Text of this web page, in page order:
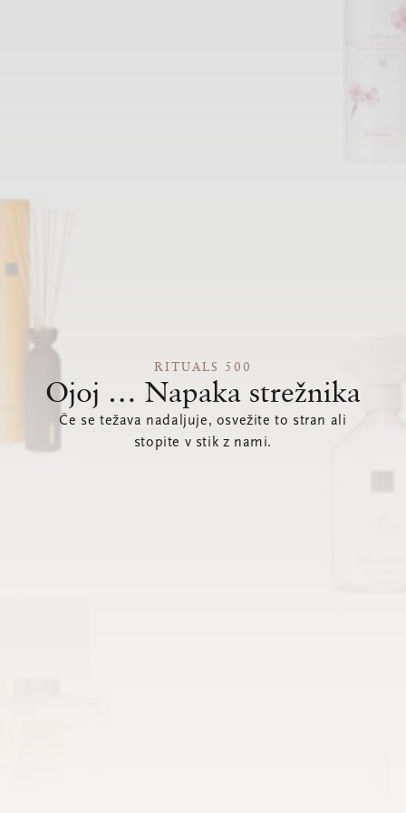
RITUALS 500
Ojoj … Napaka strežnika
Če se težava nadaljuje, osvežite to stran ali
stopite v stik z nami.